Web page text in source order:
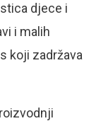
djece i
i malih
koji zadržava